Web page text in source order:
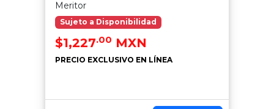
Meritor
Sujeto a Disponibilidad
$1,227.00 MXN
PRECIO EXCLUSIVO EN LÍNEA